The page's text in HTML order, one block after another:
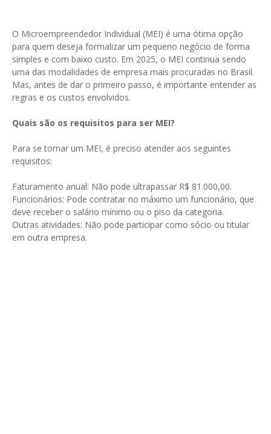
O Microempreendedor Individual (MEI) é uma ótima opção
para quem deseja formalizar um pequeno negócio de forma
simples e com baixo custo. Em 2025, o MEI continua sendo
uma das modalidades de empresa mais procuradas no Brasil.
Mas, antes de dar o primeiro passo, é importante entender as
regras e os custos envolvidos.
Quais são os requisitos para ser MEI?
Para se tornar um MEI, é preciso atender aos seguintes
requisitos:
Faturamento anual: Não pode ultrapassar R$ 81.000,00.
Funcionários: Pode contratar no máximo um funcionário, que
deve receber o salário mínimo ou o piso da categoria.
Outras atividades: Não pode participar como sócio ou titular
em outra empresa.